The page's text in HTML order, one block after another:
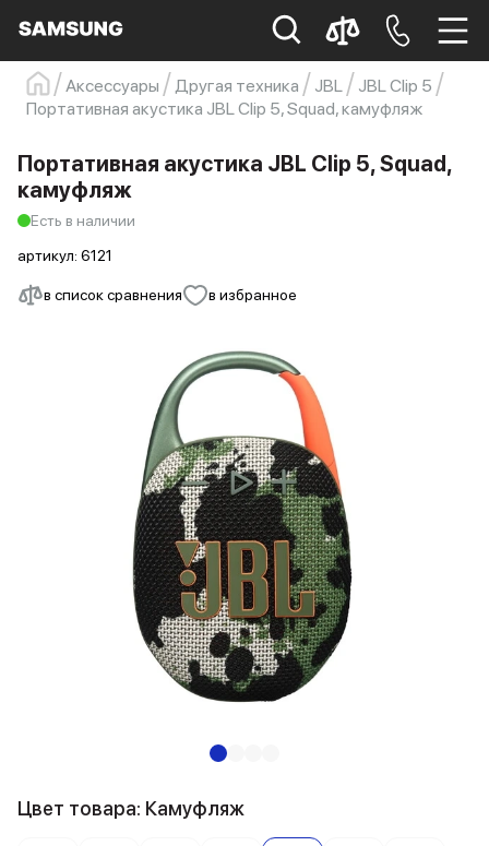
Samsung Смартфон s23
s23 ultra
Аксессуары Другая техника JBL
JBL Clip 5
Портативная акустика JBL Clip 5, Squad, камуфляж
в список сравнения в избранное
Портативная акустика JBL Clip 5, Squad,
камуфляж
Есть в наличии
артикул: 6121
Цвет товара: Камуфляж